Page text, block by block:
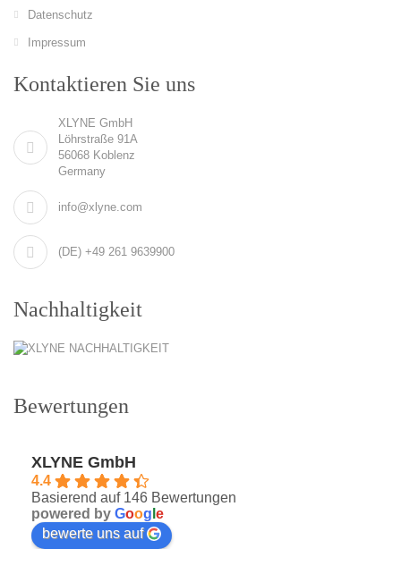
Datenschutz
Impressum
Kontaktieren Sie uns
XLYNE GmbH
Löhrstraße 91A
56068 Koblenz
Germany
info@xlyne.com
(DE) +49 261 9639900
Nachhaltigkeit
Bewertungen
XLYNE GmbH
4.4
Basierend auf 146 Bewertungen
powered by Goog e
bewerte uns auf